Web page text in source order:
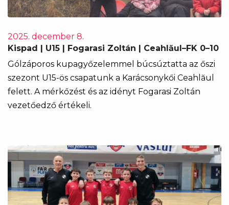
2025. december 8.
Kispad | U15 | Fogarasi Zoltán | Ceahlăul–FK 0–10
Gólzáporos kupagyőzelemmel búcsúztatta az őszi
szezont U15-ös csapatunk a Karácsonykői Ceahlăul
felett. A mérkőzést és az idényt Fogarasi Zoltán
vezetőedző értékeli.